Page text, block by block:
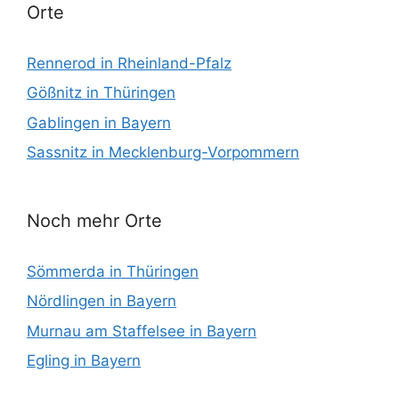
Orte
Rennerod in Rheinland-Pfalz
Gößnitz in Thüringen
Gablingen in Bayern
Sassnitz in Mecklenburg-Vorpommern
Noch mehr Orte
Sömmerda in Thüringen
Nördlingen in Bayern
Murnau am Staffelsee in Bayern
Egling in Bayern